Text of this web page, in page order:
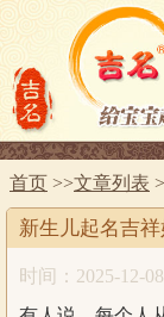
首页 >>文章列表
新生儿起名吉
时间：2025-12-